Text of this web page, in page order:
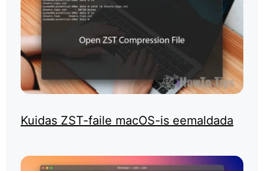
Kuidas ZST-faile macOS-is eemaldada